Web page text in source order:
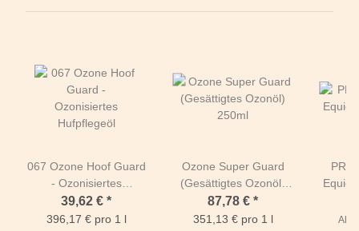
067 Ozone Hoof Guard
- Ozonisiertes
Hufpflegeöl
39,62 € *
396,17 € pro 1 l
Ozone Super Guard
(Gesättigtes Ozonöl)
250ml
87,78 € *
351,13 € pro 1 l